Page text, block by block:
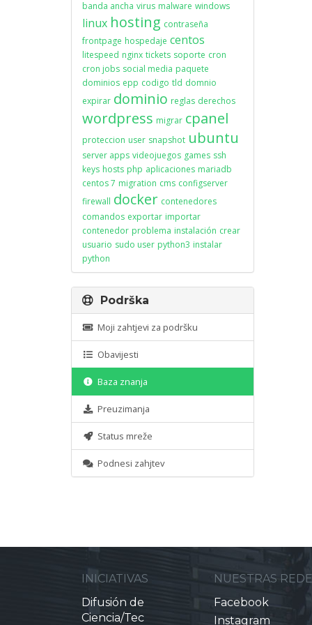
banda ancha virus malware windows
linux hosting contraseña
frontpage hospedaje centos
litespeed nginx tickets soporte cron
cron jobs social media paquete
dominios epp codigo tld domnio
expirar dominio reglas derechos
wordpress migrar cpanel
proteccion user snapshot ubuntu
server apps videojuegos games ssh
keys hosts php aplicaciones mariadb
centos 7 migration cms configserver
firewall docker contenedores
comandos exportar importar
contenedor problema instalación crear
usuario sudo user python3 instalar
python
Podrška
Moji zahtjevi za podršku
Obavijesti
Baza znanja
Preuzimanja
Status mreže
Podnesi zahjtev
INICIATIVAS
Difusión de
Ciencia/Tec
NUESTRAS
Facebook
Instagram